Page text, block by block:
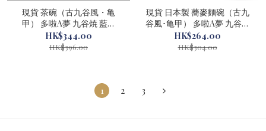
現貨 茶碗（古九谷風・亀
甲） 多啦A夢 九谷焼 藍色
#22905-1
HK$344.00
HK$396.00
現貨 日本製 蕎麥麵碗（古九
谷風･亀甲） 多啦A夢 九谷燒
#22908-1
HK$264.00
HK$304.00
1 2 3